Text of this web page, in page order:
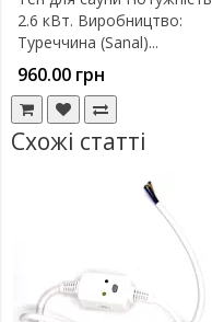
2.6 кВт. Виробництво:
Туреччина (Sanal)...
960.00 грн
Схожі статті